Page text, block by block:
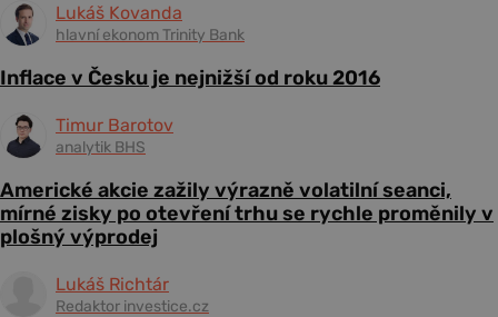
Lukáš Kovanda
hlavní ekonom Trinity Bank
Inflace v Česku je nejnižší od roku 2016
Timur Barotov
analytik BHS
Americké akcie zažily výrazně volatilní seanci,
mírné zisky po otevření trhu se rychle proměnily v
plošný výprodej
Lukáš Richtár
Redaktor investice.cz